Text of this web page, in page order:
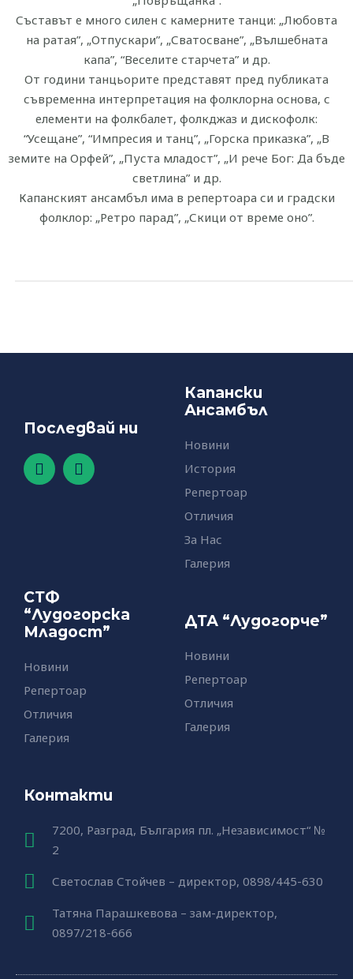
Съставът е много силен с камерните танци: „Любовта
на ратая”, „Отпускари”, „Сватосване”, „Вълшебната
капа”, “Веселите старчета” и др.
От години танцьорите представят пред публиката
съвременна интерпретация на фолклорна основа, с
елементи на фолкбалет, фолкджаз и дискофолк:
“Усещане”, “Импресия и танц”, „Горска приказка”, „В
земите на Орфей”, „Пуста младост”, „И рече Бог: Да бъде
светлина” и др.
Капанският ансамбъл има в репертоара си и градски
фолклор: „Ретро парад”, „Скици от време оно”.
Последвай ни
F
a
c
-
f
Y
o
u
Капански
Ансамбъл
Новини
История
Репертоар
Отличия
За Нас
Галерия
СТФ
“Лудогорска
Младост”
Новини
Репертоар
Отличия
Галерия
ДТА “Лудогорче”
Новини
Репертоар
Отличия
Галерия
Контакти
7200, Разград, България пл. „Независимост“ №
2
Светослав Стойчев – директор, 0898/445-630
Татяна Парашкевова – зам-директор,
0897/218-666